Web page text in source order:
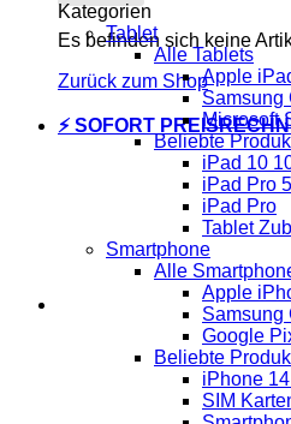
Es befinden sich keine
Zurück zum Shop
⚡ SOFORT
Kategorien
Tablet
Alle Tablets
Apple
Samsung
Microsoft
Beliebte
iPad 10
iPad Pro
iPad Pro
Tablet
Smartphone
Alle
Apple
Samsung
Google
Beliebte
iPhone
SIM